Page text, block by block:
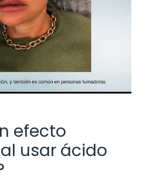
efecto
usar ácido